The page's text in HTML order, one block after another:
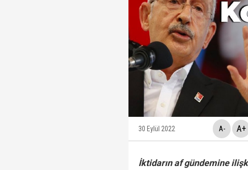
12 maddelik "çerçeve yasa
Ankara Cumhuriyet
Beyaz TV sunucusu Tahir
Hakkında fezleke
30 Eylül 2022 A- A+
İktidarın af gündemine